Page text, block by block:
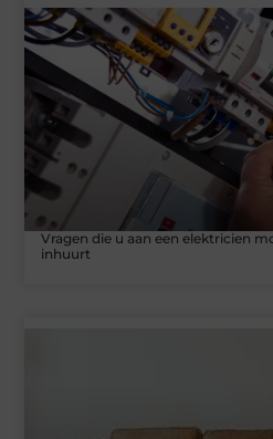
Vragen die u aan een elektricien
inhuurt